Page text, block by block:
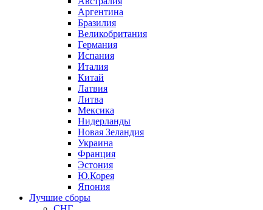
Аргентина
Бразилия
Великобритания
Германия
Испания
Италия
Китай
Латвия
Литва
Мексика
Нидерланды
Новая Зеландия
Украина
Франция
Эстония
Ю.Корея
Япония
Лучшие сборы